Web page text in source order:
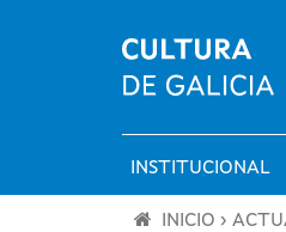
Menú
INSTITUCIONAL
INICIO ›